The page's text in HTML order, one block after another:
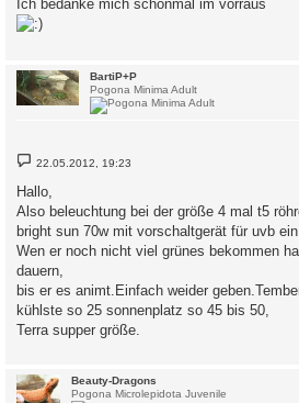
Ich bedanke mich schonmal im vorraus
BartiP+P
Pogona Minima Adult
B
e
i
t
r
g
22.05.2012, 19:23
Hallo,
Also beleuchtung bei der größe 4 mal t5
bright sun 70w mit vorschaltgerät für uvb
Wen er noch nicht viel grünes bekommen
dauern,
bis er es animt.Einfach weider
kühlste so 25 sonnenplatz so 45 bis 50,
Terra supper größe.
Beauty-Dragons
Pogona Microlepidota Juvenile